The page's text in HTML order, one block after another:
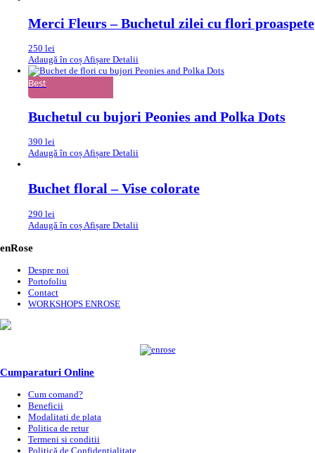
Merci Fleurs – Buchetul zilei cu flori proaspete
250 lei
Adaugă în coș Afișare Detalii
Best
Buchetul cu bujori Peonies and Polka Dots
390 lei
Adaugă în coșAfișare Detalii
Buchet floral – Vise colorate
290 lei
Adaugă în coș Afișare Detalii
enRose
Despre noi
Portofoliu
Contact
WORKSHOPS ENROSE
Cumparaturi Online
Cum comand?
Beneficii
Modalitati de plata
Politica de retur
Termeni si conditii
Politică de Confidențialitate